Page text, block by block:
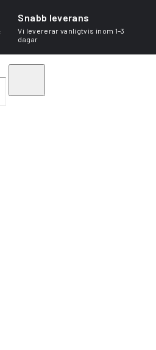
Snabb leverans
Vi levererar vanligtvis inom 1–3
dagar